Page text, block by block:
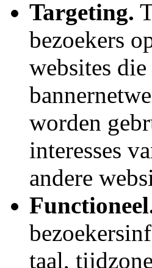
Targeting.
bezoekers
websites
worden
interesses
andere
taal,